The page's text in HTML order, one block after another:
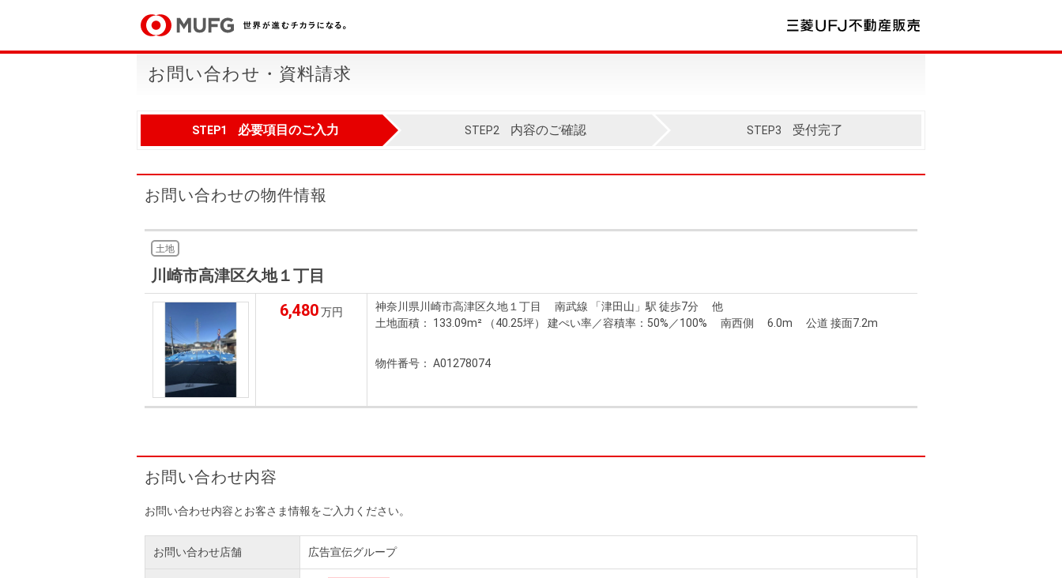
お問い合わせ・資料請求
STEP1 必要項目のご入力 STEP2 内容のご確認 STEP3 受付完了
お問い合わせの物件情報
土地
川崎市高津区久地１丁目
6,480万円
神奈川県川崎市高津区久地１丁目 南武線 「津田山」駅 徒歩7分 他
土地面積： 133.09m² （40.25坪） 建ぺい率／容積率：50%／100% 南西側 6.0m 公道 接面7.2m
物件番号： A01278074
お問い合わせ内容
お問い合わせ内容とお客さま情報をご入力ください。
お問い合わせ店舗 広告宣伝グループ